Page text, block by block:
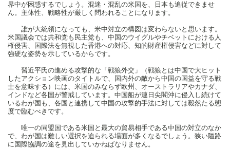
界中が困惑するでしょう。混迷・混乱の米国を、日本も追従できませ
ん。主体性、戦略性が厳しく問われることになります。
誰が大統領になっても、米中対立の構図は変わらないと思います。
米国議会では共和党も民主党も、中国のウイグルやチベットにおける人
権侵害、国際法を無視した香港への対応、知的財産権侵害などに対して
強硬な姿勢を示しているからです。
習近平氏の進める攻撃的な「戦狼外交」（戦狼とは中国で大ヒット
したアクション映画のタイトルで、国内外の敵から中国の国益を守る戦
士を意味する）には、米国のみならず欧州、オーストラリアやカナダ、
インドなど各国が警戒しています。中国船が連日尖閣沖に侵入し続けて
いるわが国も、各国と連携して中国の攻撃的手法に対しては毅然たる態
度で臨むべきです。
唯一の同盟国である米国と最大の貿易相手である中国の対立のなか
で、わが国は難しい選択を迫られる場面が多くなるでしょう。狭い隘路
に国際協調の途を見出していかねばなりません。